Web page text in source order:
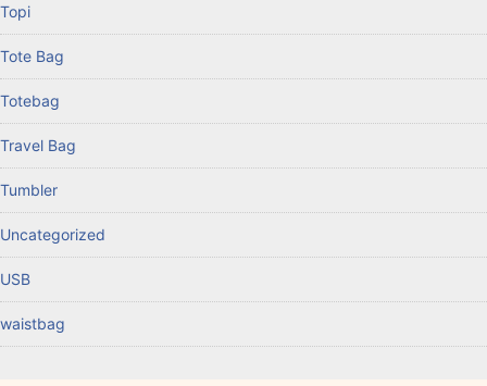
Topi
Tote Bag
Totebag
Travel Bag
Tumbler
Uncategorized
USB
waistbag